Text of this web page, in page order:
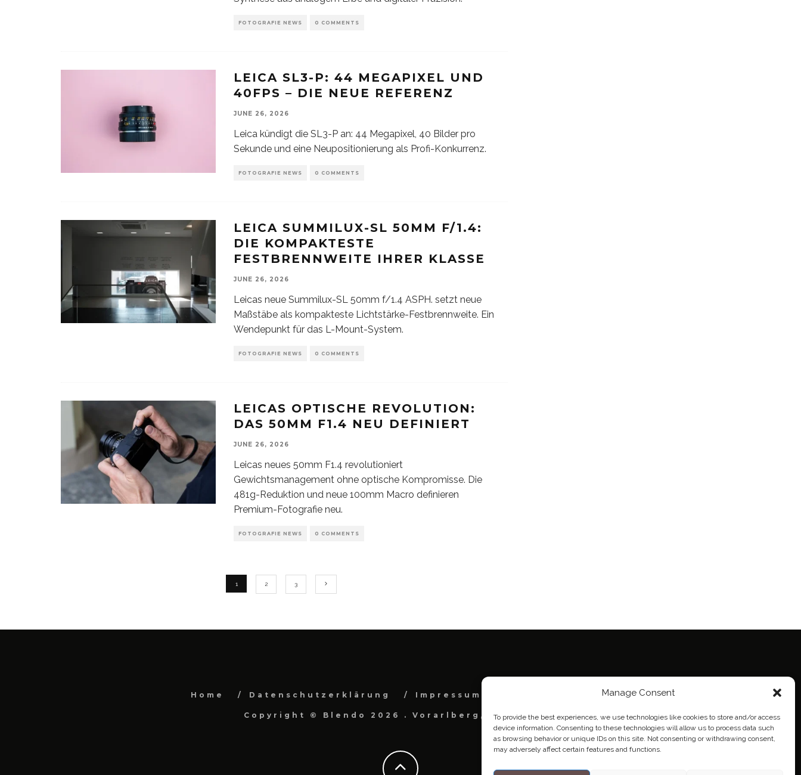
Manage Consent
To provide the best experiences, we use technologies like cookies to store and/or access
device information. Consenting to these technologies will allow us to process data such
as browsing behavior or unique IDs on this site. Not consenting or withdrawing consent,
may adversely affect certain features and functions.
FOTOGRAFIE NEWS 0 COMMENTS
LEICA SL3-P: 44 MEGAPIXEL UND
40FPS – DIE NEUE REFERENZ
JUNE 26, 2026
Leica kündigt die SL3-P an: 44 Megapixel, 40 Bilder pro
Sekunde und eine Neupositionierung als Profi-Konkurrenz.
FOTOGRAFIE NEWS 0 COMMENTS
LEICA SUMMILUX-SL 50MM F/1.4:
DIE KOMPAKTESTE
FESTBRENNWEITE IHRER KLASSE
JUNE 26, 2026
Leicas neue Summilux-SL 50mm f/1.4 ASPH. setzt neue
Maßstäbe als kompakteste Lichtstärke-Festbrennweite. Ein
Wendepunkt für das L-Mount-System.
FOTOGRAFIE NEWS 0 COMMENTS
LEICAS OPTISCHE REVOLUTION:
DAS 50MM F1.4 NEU DEFINIERT
JUNE 26, 2026
Leicas neues 50mm F1.4 revolutioniert
Gewichtsmanagement ohne optische Kompromisse. Die
481g-Reduktion und neue 100mm Macro definieren
Premium-Fotografie neu.
FOTOGRAFIE NEWS 0 COMMENTS
1 2 3
Home Datenschutzerklärung Impressum Cookie Policy (EU)
Copyright © Blendo 2026 . Vorarlberg, Österreich